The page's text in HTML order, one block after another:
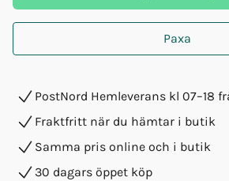
Paxa
PostNord Hemleverans kl 07–18
Fraktfritt när du hämtar i butik
Samma pris online och i butik
30 dagars öppet köp